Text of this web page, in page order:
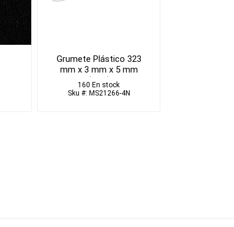
Grumete Plástico 323
mm x 3 mm x 5 mm
(NSD)
160 En stock
Sku #: MS21266-4N